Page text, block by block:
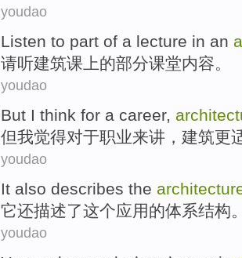
youdao
Listen to part of a lecture in an
请听建筑课上的部分课堂内容。
youdao
But I think for a career,
但我觉得对于职业来讲 ， 建筑更
youdao
It also describes the
它还描述了这个应用的体系结构
youdao